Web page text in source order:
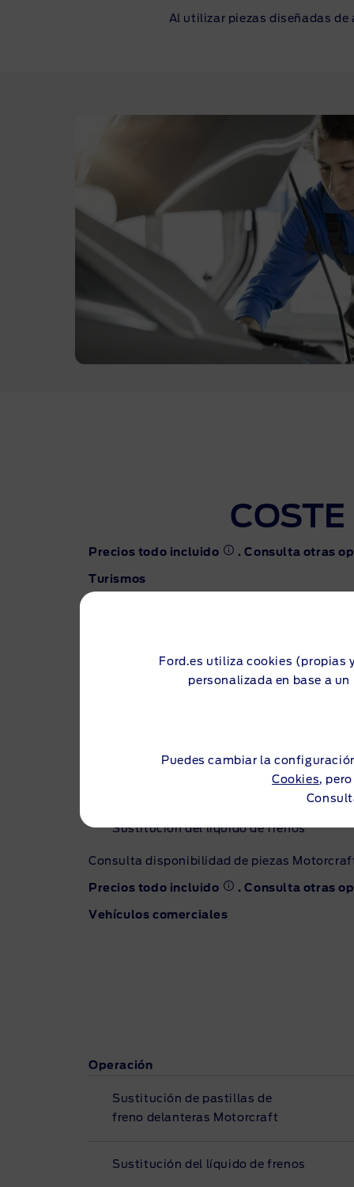
Ford.es utiliza cookies (propias
personalizada en base a
Puedes cambiar la
Cookies,
Al utilizar piezas diseñadas
COSTE
Precios todo incluido . Consulta otras
Turismos
Sustitución de pastillas de
freno delanteras Motorcraft
Sustitución del líquido de frenos
Consulta disponibilidad de piezas
Precios todo incluido . Consulta otras
Vehículos comerciales
Operación
Sustitución de pastillas de
freno delanteras Motorcraft
Sustitución del líquido de frenos